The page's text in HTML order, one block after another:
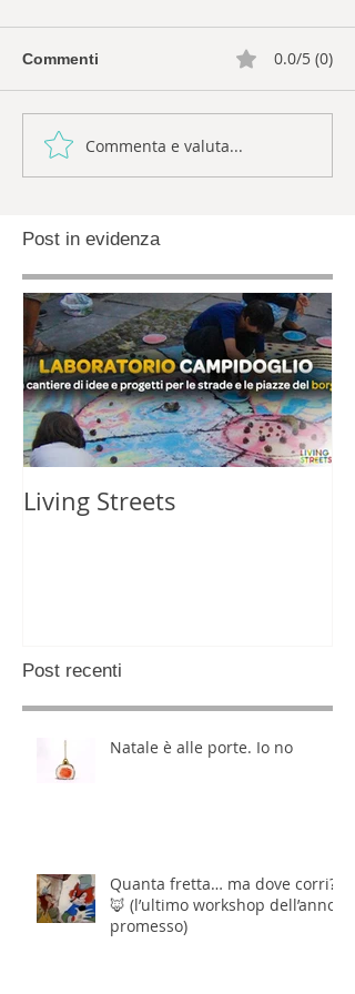
Commenti 0.0/5 (0)
Commenta e valuta...
Post in evidenza
Living Streets
Post recenti
Natale è alle porte. Io no
Quanta fretta… ma dove corri?
🦊 (l’ultimo workshop dell’anno,
promesso)